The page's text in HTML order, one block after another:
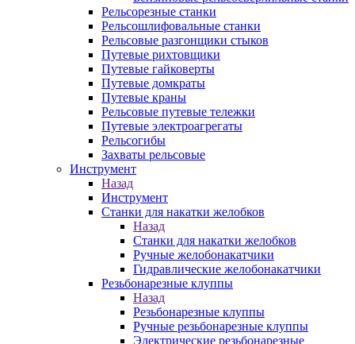
Рельсорезные станки
Рельсошлифовальные станки
Рельсовые разгонщики стыков
Путевые рихтовщики
Путевые гайковерты
Путевые домкраты
Путевые краны
Рельсовые путевые тележки
Путевые электроагрегаты
Рельсогибы
Захваты рельсовые
Инструмент
Назад
Инструмент
Станки для накатки желобков
Назад
Станки для накатки желобков
Ручные желобонакатчики
Гидравлические желобонакатчики
Резьбонарезные клуппы
Назад
Резьбонарезные клуппы
Ручные резьбонарезные клуппы
Электрические резьбонарезные